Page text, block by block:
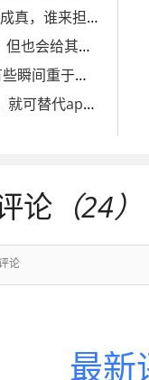
kassad：无法想象jL加入Vitality会成真，谁来担任指挥？
Pimp：Vitality依旧留有争冠实力，但也会给其他队伍机会
Vitality CEO谈及队员缺阵：人生有些瞬间重于一切
jL只要出战布加勒斯特大师赛五场，就可替代apEX获得贴纸
论 （24）
最新